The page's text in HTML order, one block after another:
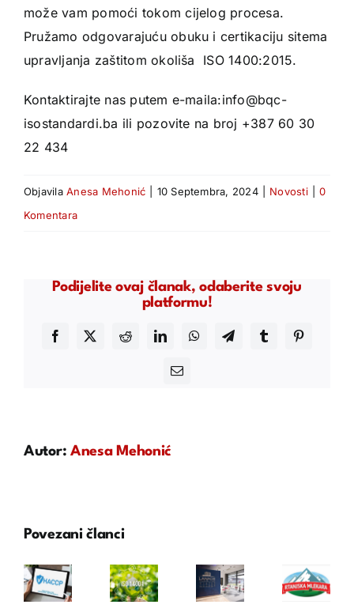
može vam pomoći tokom cijelog procesa.
Pružamo odgovarajuću obuku i certikaciju sitema
upravljanja zaštitom okoliša ISO 1400:2015.
Kontaktirajte nas putem e-maila:info@bqc-
isostandardi.ba ili pozovite na broj +387 60 30
22 434
ObjavilaAnesa Mehonić 10 Septembra, 2024 Novosti
0
Komentara
Podijelite ovaj članak, odaberite svoju
platformu!
Facebook
X RedditLinkedInWhatsAppTelegramTumblrPinterest
Email
Autor: Anesa Mehonić
Povezani članci